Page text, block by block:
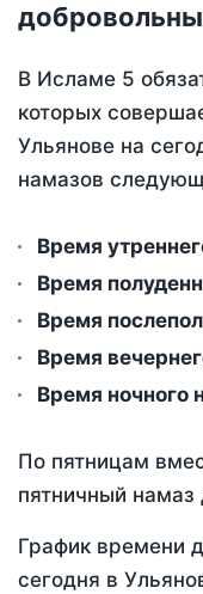
В Исламе 5
которых
Ульянове на
намазов
Время
Время
Время
Время
Время ночного
По пятницам
пятничный
График времени
сегодня в